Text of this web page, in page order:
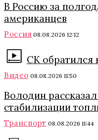
В Россию за
американцев
Россия 08.08.2026 12:12
СК обратился
Видео 08.08.2026 11:50
Володин
стабилизации
Транспорт 08.08.2026 11:44